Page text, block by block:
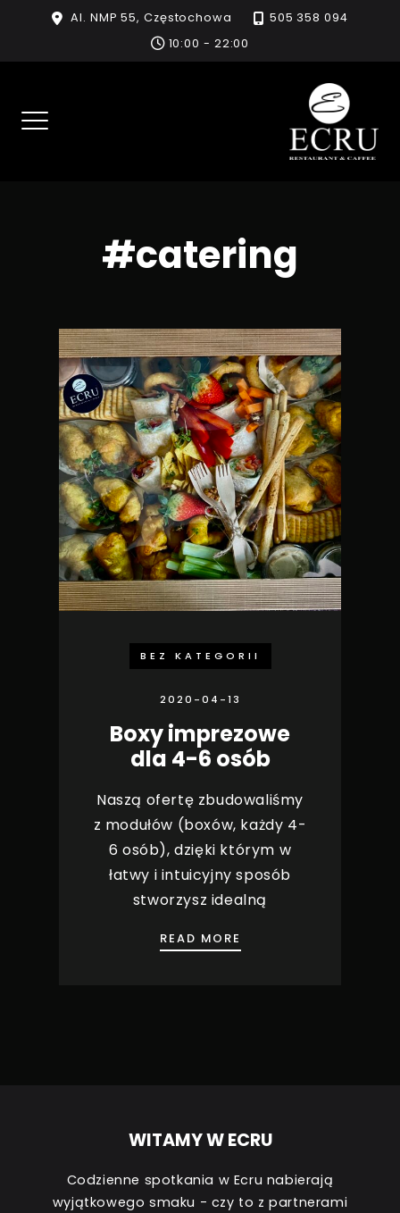
content
Al. NMP 55, Częstochowa
505 358 094
10:00 - 22:00
#catering
BEZ KATEGORII
2020-04-13
Boxy imprezowe
dla 4-6 osób
Naszą ofertę zbudowaliśmy
z modułów (boxów, każdy 4-
6 osób), dzięki którym w
łatwy i intuicyjny sposób
stworzysz idealną
READ MORE
WITAMY W ECRU
Codzienne spotkania w Ecru nabierają
wyjątkowego smaku - czy to z partnerami